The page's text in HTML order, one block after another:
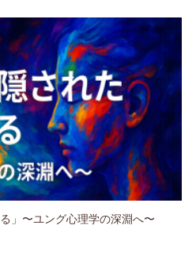
」〜ユング心理学の深淵へ〜